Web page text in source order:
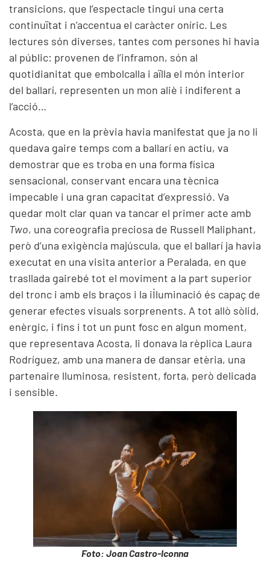
transicions, que l’espectacle tingui una certa
continuïtat i n’accentua el caràcter oníric. Les
lectures són diverses, tantes com persones hi havia
al públic: provenen de l’inframon, són al
quotidianitat que embolcalla i aïlla el món interior
del ballarí, representen un mon aliè i indiferent a
l’acció…
Acosta, que en la prèvia havia manifestat que ja no li
quedava gaire temps com a ballarí en actiu, va
demostrar que es troba en una forma física
sensacional, conservant encara una tècnica
impecable i una gran capacitat d’expressió. Va
quedar molt clar quan va tancar el primer acte amb
Two, una coreografia preciosa de Russell Maliphant,
però d’una exigència majúscula, que el ballarí ja havia
executat en una visita anterior a Peralada, en que
trasllada gairebé tot el moviment a la part superior
del tronc i amb els braços i la il·luminació és capaç de
generar efectes visuals sorprenents. A tot allò sòlid,
enèrgic, i fins i tot un punt fosc en algun moment,
que representava Acosta, li donava la rèplica Laura
Rodríguez, amb una manera de dansar etèria, una
partenaire lluminosa, resistent, forta, però delicada
i sensible.
Foto: Joan Castro-Iconna